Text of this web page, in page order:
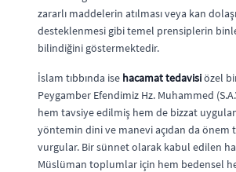
zararlı maddelerin atılması veya kan
desteklenmesi gibi temel prensiplerin
bilindiğini göstermektedir.
İslam tıbbında ise hacamat tedavisiözel
Peygamber Efendimiz Hz. Muhammed
hem tavsiye edilmiş hem de bizzat
yöntemin dini ve manevi açıdan da önem
vurgular. Bir sünnet olarak kabul edilen
Müslüman toplumlar için hem bedensel